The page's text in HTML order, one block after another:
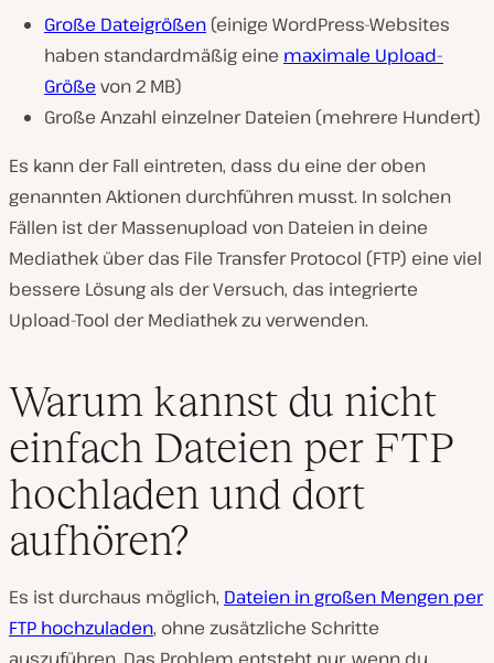
Große Dateigrößen (einige WordPress-Websites
haben standardmäßig eine maximale Upload-
Größe von 2 MB)
Große Anzahl einzelner Dateien (mehrere Hundert)
Es kann der Fall eintreten, dass du eine der oben
genannten Aktionen durchführen musst. In solchen
Fällen ist der Massenupload von Dateien in deine
Mediathek über das File Transfer Protocol (FTP) eine viel
bessere Lösung als der Versuch, das integrierte
Upload-Tool der Mediathek zu verwenden.
Warum kannst du nicht
einfach Dateien per FTP
hochladen und dort
aufhören?
Es ist durchaus möglich, Dateien in großen Mengen per
FTP hochzuladen, ohne zusätzliche Schritte
auszuführen. Das Problem entsteht nur, wenn du